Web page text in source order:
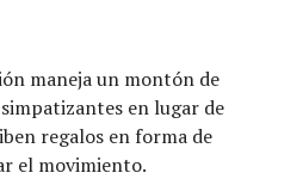
maneja un montón de
en lugar de
regalos en forma de
el movimiento.